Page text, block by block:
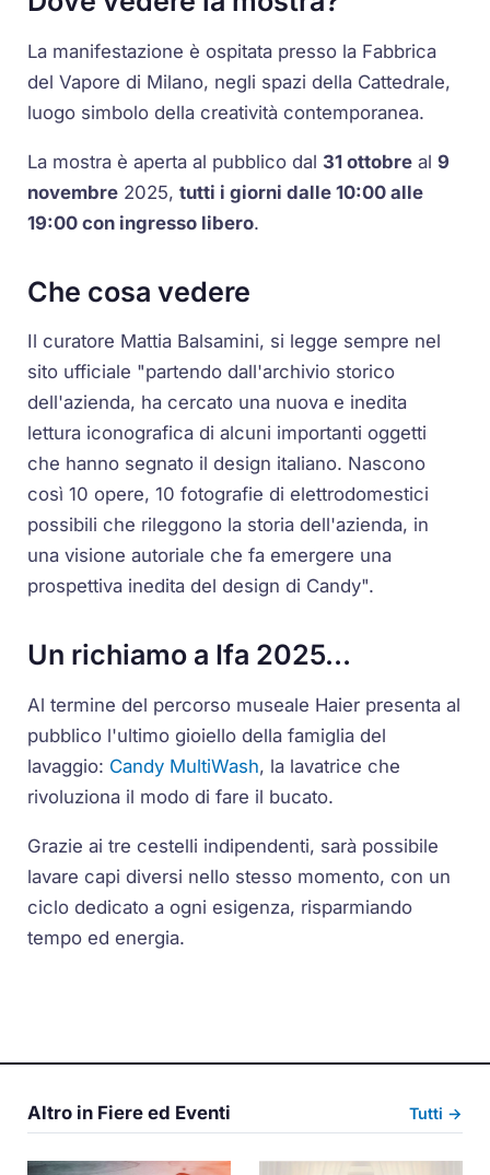
La manifestazione è ospitata presso la Fabbrica
del Vapore di Milano, negli spazi della Cattedrale,
luogo simbolo della creatività contemporanea.
La mostra è aperta al pubblico dal 31 ottobre al9
novembre 2025,tutti i giorni dalle 10:00 alle
19:00 con ingresso libero.
Che cosa vedere
Il curatore Mattia Balsamini, si legge sempre nel
sito ufficiale "partendo dall'archivio storico
dell'azienda, ha cercato una nuova e inedita
lettura iconografica di alcuni importanti oggetti
che hanno segnato il design italiano. Nascono
così 10 opere, 10 fotografie di elettrodomestici
possibili che rileggono la storia dell'azienda, in
una visione autoriale che fa emergere una
prospettiva inedita del design di Candy".
Un richiamo a Ifa 2025…
Al termine del percorso museale Haier presenta al
pubblico l'ultimo gioiello della famiglia del
lavaggio: Candy MultiWash, la lavatrice che
rivoluziona il modo di fare il bucato.
Grazie ai tre cestelli indipendenti, sarà possibile
lavare capi diversi nello stesso momento, con un
ciclo dedicato a ogni esigenza, risparmiando
tempo ed energia.
Altro in Fiere ed Eventi Tutti →